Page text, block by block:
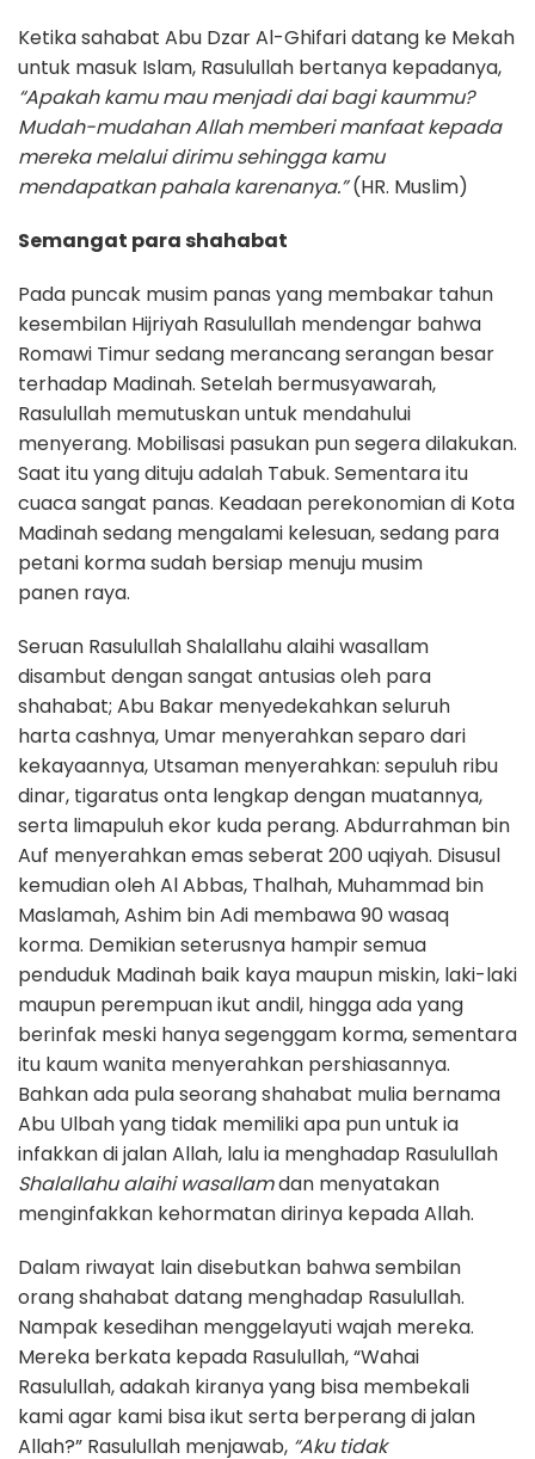
Ketika sahabat Abu Dzar Al-Ghifari datang ke Mekah
untuk masuk Islam, Rasulullah bertanya kepadanya,
“Apakah kamu mau menjadi dai bagi kaummu?
Mudah-mudahan Allah memberi manfaat kepada
mereka melalui dirimu sehingga kamu
mendapatkan pahala karenanya.”(HR. Muslim)
Semangat para shahabat
Pada puncak musim panas yang membakar tahun
kesembilan Hijriyah Rasulullah mendengar bahwa
Romawi Timur sedang merancang serangan besar
terhadap Madinah. Setelah bermusyawarah,
Rasulullah memutuskan untuk mendahului
menyerang. Mobilisasi pasukan pun segera dilakukan.
Saat itu yang dituju adalah Tabuk. Sementara itu
cuaca sangat panas. Keadaan perekonomian di Kota
Madinah sedang mengalami kelesuan, sedang para
petani korma sudah bersiap menuju musim
panen raya.
Seruan Rasulullah Shalallahu alaihi wasallam
disambut dengan sangat antusias oleh para
shahabat; Abu Bakar menyedekahkan seluruh
harta cashnya, Umar menyerahkan separo dari
kekayaannya, Utsaman menyerahkan: sepuluh ribu
dinar, tigaratus onta lengkap dengan muatannya,
serta limapuluh ekor kuda perang. Abdurrahman bin
Auf menyerahkan emas seberat 200 uqiyah. Disusul
kemudian oleh Al Abbas, Thalhah, Muhammad bin
Maslamah, Ashim bin Adi membawa 90 wasaq
korma. Demikian seterusnya hampir semua
penduduk Madinah baik kaya maupun miskin, laki-laki
maupun perempuan ikut andil, hingga ada yang
berinfak meski hanya segenggam korma, sementara
itu kaum wanita menyerahkan pershiasannya.
Bahkan ada pula seorang shahabat mulia bernama
Abu Ulbah yang tidak memiliki apa pun untuk ia
infakkan di jalan Allah, lalu ia menghadap Rasulullah
Shalallahu alaihi wasallamdan menyatakan
menginfakkan kehormatan dirinya kepada Allah.
Dalam riwayat lain disebutkan bahwa sembilan
orang shahabat datang menghadap Rasulullah.
Nampak kesedihan menggelayuti wajah mereka.
Mereka berkata kepada Rasulullah, “Wahai
Rasulullah, adakah kiranya yang bisa membekali
kami agar kami bisa ikut serta berperang di jalan
Allah?” Rasulullah menjawab, “Aku tidak